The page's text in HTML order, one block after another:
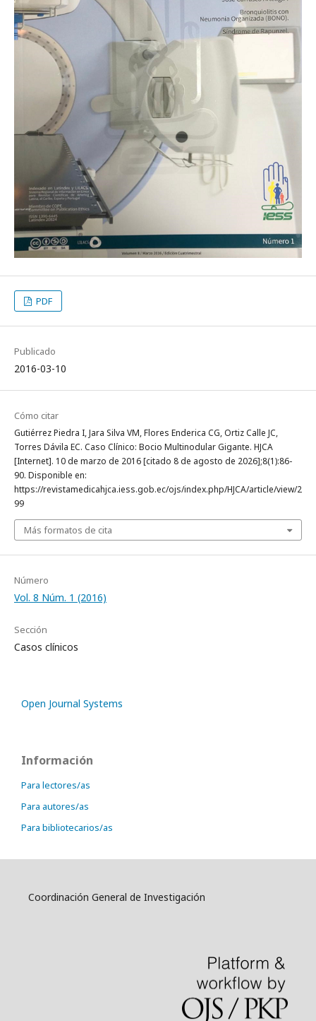
PDF
Publicado
2016-03-10
Cómo citar
Gutiérrez Piedra I, Jara Silva VM, Flores Enderica CG, Ortiz Calle JC,
Torres Dávila EC. Caso Clínico: Bocio Multinodular Gigante. HJCA
[Internet]. 10 de marzo de 2016 [citado 8 de agosto de 2026];8(1):86-
90. Disponible en:
https://revistamedicahjca.iess.gob.ec/ojs/index.php/HJCA/article/view/2
99
Más formatos de cita
Número
Vol. 8 Núm. 1 (2016)
Sección
Casos clínicos
Open Journal Systems
Información
Para lectores/as
Para autores/as
Para bibliotecarios/as
Coordinación General de Investigación